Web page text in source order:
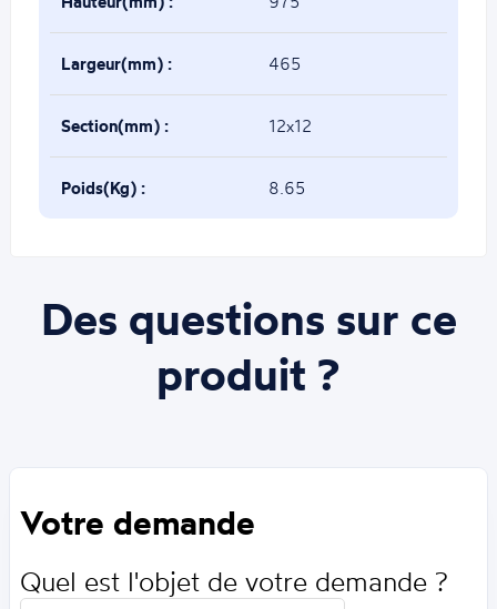
Largeur(mm) : 465
Section(mm) : 12x12
Poids(Kg) : 8.65
Des questions sur ce
produit ?
Votre demande
Quel est l'objet de votre demande ?